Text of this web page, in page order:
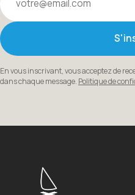
En vous inscrivant, vous acceptez de
dans chaque message. Politique de